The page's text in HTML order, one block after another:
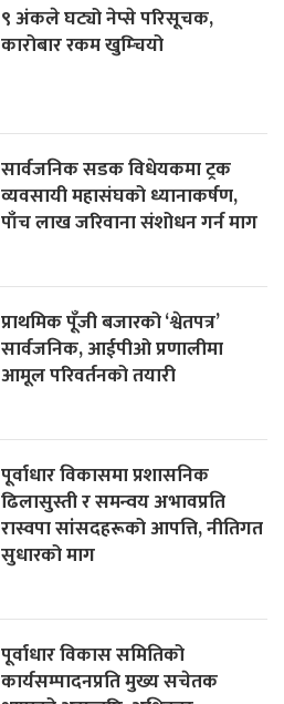
९ अंकले घट्यो नेप्से परिसूचक,
कारोबार रकम खुम्चियो
सार्वजनिक सडक विधेयकमा ट्रक
व्यवसायी महासंघको ध्यानाकर्षण,
पाँच लाख जरिवाना संशोधन गर्न माग
प्राथमिक पूँजी बजारको ‘श्वेतपत्र’
सार्वजनिक, आईपीओ प्रणालीमा
आमूल परिवर्तनको तयारी
पूर्वाधार विकासमा प्रशासनिक
ढिलासुस्ती र समन्वय अभावप्रति
रास्वपा सांसदहरूको आपत्ति, नीतिगत
सुधारको माग
पूर्वाधार विकास समितिको
कार्यसम्पादनप्रति मुख्य सचेतक